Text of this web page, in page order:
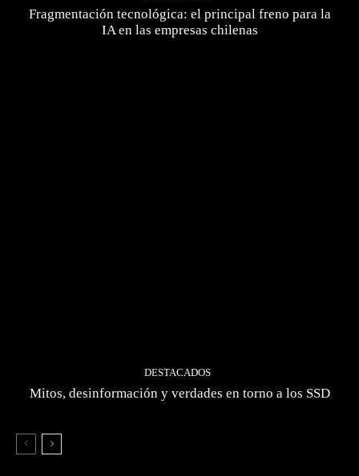
Fragmentación tecnológica: el principal freno para la
IA en las empresas chilenas
DESTACADOS
Mitos, desinformación y verdades en torno a los SSD